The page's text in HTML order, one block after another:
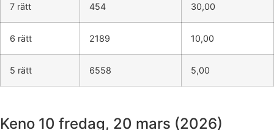
7 rätt 454 30,00
6 rätt 2189 10,00
5 rätt 6558 5,00
Keno 10 fredag, 20 mars (2026)